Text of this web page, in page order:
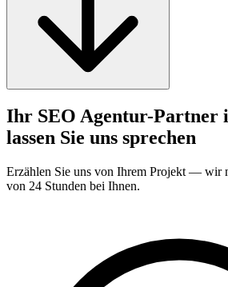
Ihr SEO Agentur-
lassen Sie uns sprechen
Erzählen Sie uns von Ihrem Projekt — wir
von 24 Stunden bei Ihnen.